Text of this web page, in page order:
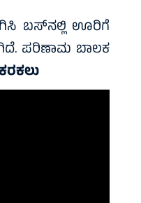
ಬಸ್‍ನಲ್ಲಿ ಊರಿಗೆ
ಪರಿಣಾಮ ಬಾಲಕ